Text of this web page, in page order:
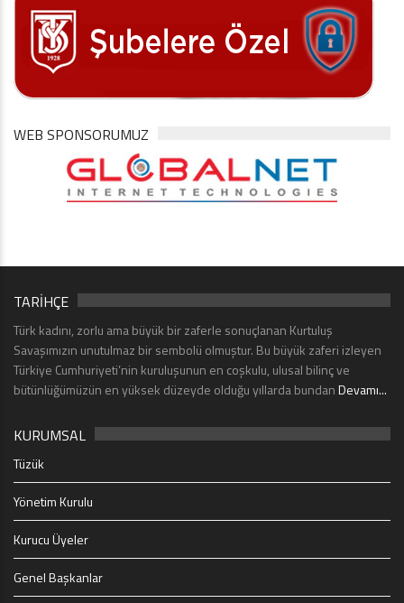
WEB SPONSORUMUZ
TARİHÇE
Türk kadını, zorlu ama büyük bir zaferle sonuçlanan Kurtuluş
Savaşımızın unutulmaz bir sembolü olmuştur. Bu büyük zaferi izleyen
Türkiye Cumhuriyeti’nin kuruluşunun en coşkulu, ulusal bilinç ve
bütünlüğümüzün en yüksek düzeyde olduğu yıllarda bundanDevamı...
KURUMSAL
Tüzük
Yönetim Kurulu
Kurucu Üyeler
Genel Başkanlar